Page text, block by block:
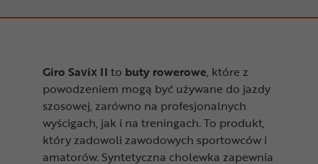
Giro Savix II to buty rowerowe, które z
powodzeniem mogą być używane do jazdy
szosowej, zarówno na profesjonalnych
wyścigach, jak i na treningach. To produkt,
który zadowoli zawodowych sportowców i
amatorów.Syntetyczna cholewka zapewnia